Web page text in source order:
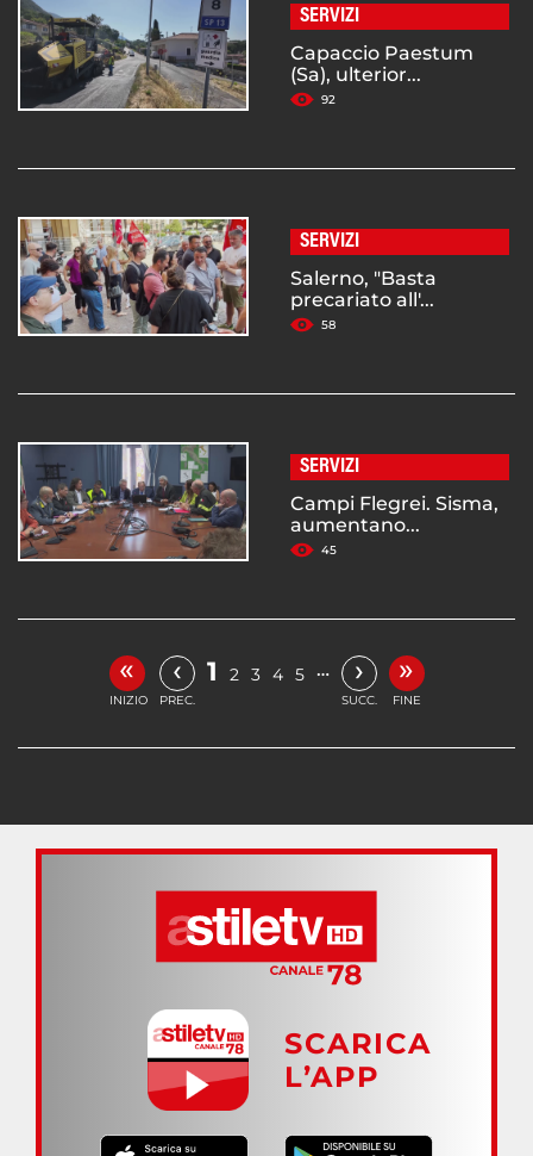
SERVIZI
Capaccio Paestum
(Sa), ulterior...
92
SERVIZI
Salerno, "Basta
precariato all'...
58
SERVIZI
Campi Flegrei. Sisma,
aumentano...
45
«
INIZIO
‹
PREC.
1 2 3 4 5 … ›
SUCC.
»
FINE
SCARICA
L’APP